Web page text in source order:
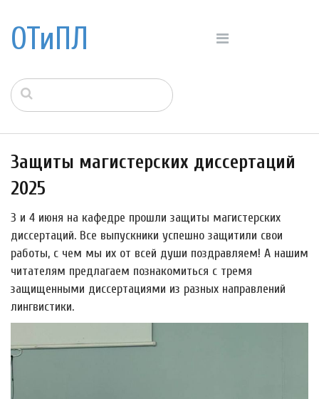
ОТиПЛ
Защиты магистерских диссертаций
2025
3 и 4 июня на кафедре прошли защиты магистерских
диссертаций. Все выпускники успешно защитили свои
работы, с чем мы их от всей души поздравляем! А нашим
читателям предлагаем познакомиться с тремя
защищенными диссертациями из разных направлений
лингвистики.